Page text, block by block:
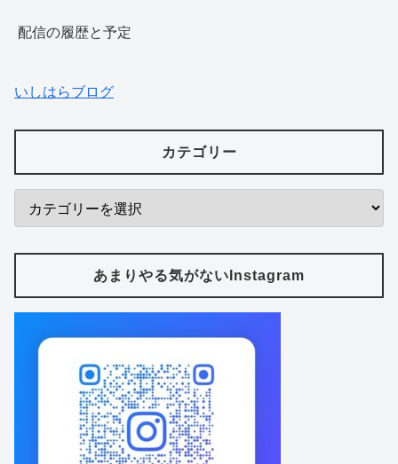
配信の履歴と予定
いしはらブログ
カテゴリー
あまりやる気がないInstagram